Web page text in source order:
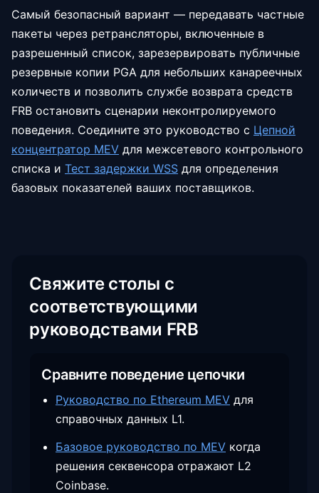
Самый безопасный вариант — передавать частные
пакеты через ретрансляторы, включенные в
разрешенный список, зарезервировать публичные
резервные копии PGA для небольших канареечных
количеств и позволить службе возврата средств
FRB остановить сценарии неконтролируемого
поведения. Соедините это руководство с Цепной
концентратор MEV для межсетевого контрольного
списка и Тест задержки WSS для определения
базовых показателей ваших поставщиков.
Свяжите столы с
соответствующими
руководствами FRB
Сравните поведение цепочки
Руководство по Ethereum MEV для
справочных данных L1.
Базовое руководство по MEV когда
решения секвенсора отражают L2
Coinbase.